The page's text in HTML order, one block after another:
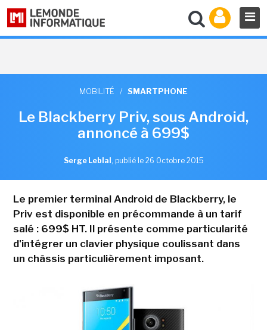
MOBILITÉ / SMARTPHONE
Le Blackberry Priv, sous Android,
annoncé à 699$
Serge Leblal , publié le 26 Octobre 2015
Le premier terminal Android de Blackberry, le
Priv est disponible en précommande à un tarif
salé : 699$ HT. Il présente comme particularité
d'intégrer un clavier physique coulissant dans
un châssis particulièrement imposant.